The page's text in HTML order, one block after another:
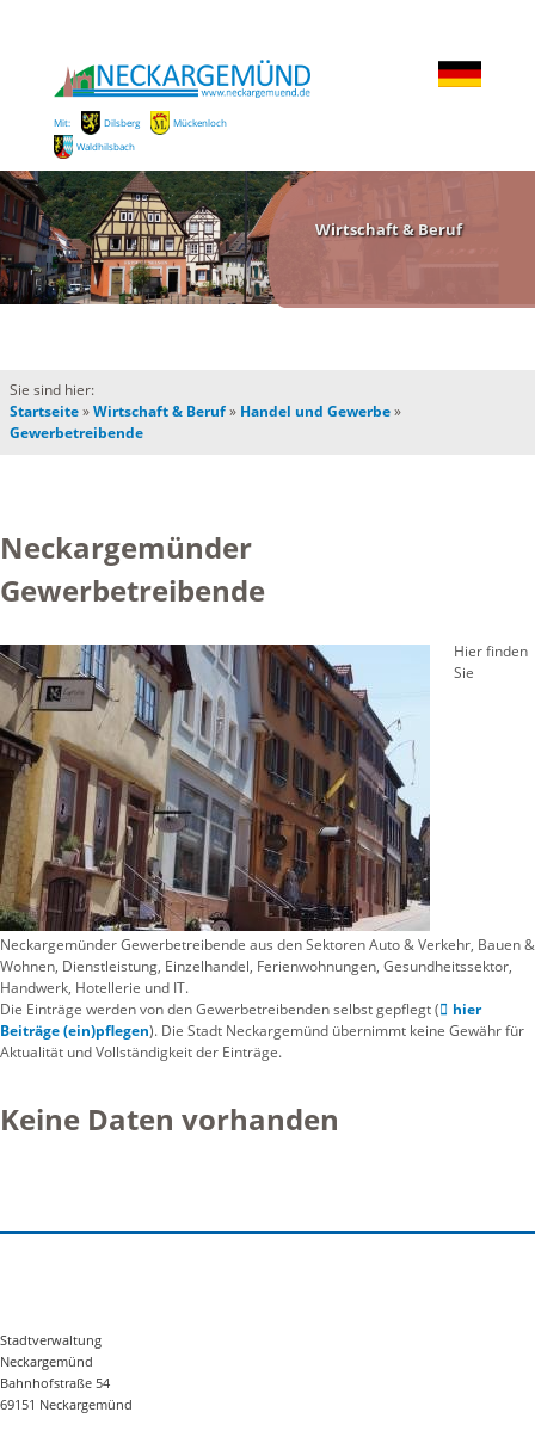
Mit: Dilsberg
Mückenloch
Waldhilsbach
Wirtschaft & Beruf
Sie sind hier:
Startseite»Wirtschaft & Beruf» Handel und Gewerbe»
Gewerbetreibende
Neckargemünder
Gewerbetreibende
Hier finden
Sie
Neckargemünder Gewerbetreibende aus den Sektoren Auto & Verkehr, Bauen &
Wohnen, Dienstleistung, Einzelhandel, Ferienwohnungen, Gesundheitssektor,
Handwerk, Hotellerie und IT.
Die Einträge werden von den Gewerbetreibenden selbst gepflegt (
hier
Beiträge (ein)pflegen). Die Stadt Neckargemünd übernimmt keine Gewähr für
Aktualität und Vollständigkeit der Einträge.
Keine Daten vorhanden
Stadtverwaltung
Neckargemünd
Bahnhofstraße 54
69151 Neckargemünd